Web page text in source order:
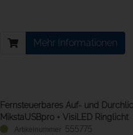
Mehr Informationen
Fernsteuerbares Auf- und
MikstaUSBpro + VisiLED Ringlicht
555775